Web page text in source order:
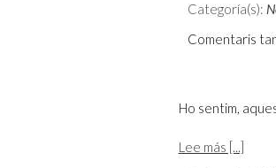
Categoría(s):
Comentaris
Ho sentim,
Lee más [...]